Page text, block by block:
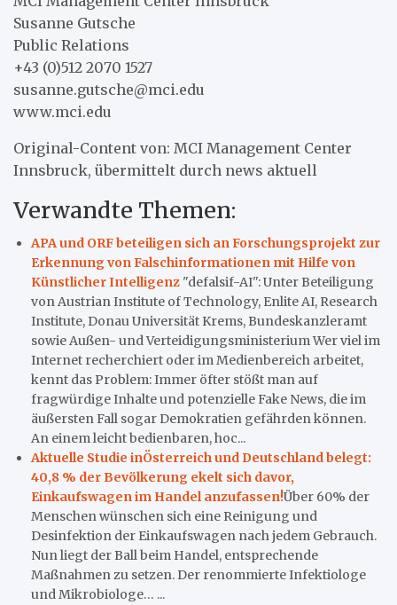
Susanne Gutsche
Public Relations
+43 (0)512 2070 1527
susanne.gutsche@mci.edu
www.mci.edu
Original-Content von: MCI Management Center
Innsbruck, übermittelt durch news aktuell
Verwandte Themen:
APA und ORF beteiligen sich an Forschungsprojekt zur
Erkennung von Falschinformationen mit Hilfe von
Künstlicher Intelligenz "defalsif-AI": Unter Beteiligung
von Austrian Institute of Technology, Enlite AI, Research
Institute, Donau Universität Krems, Bundeskanzleramt
sowie Außen- und Verteidigungsministerium Wer viel im
Internet recherchiert oder im Medienbereich arbeitet,
kennt das Problem: Immer öfter stößt man auf
fragwürdige Inhalte und potenzielle Fake News, die im
äußersten Fall sogar Demokratien gefährden können.
An einem leicht bedienbaren, hoc...
Aktuelle Studie inÖsterreich und Deutschland belegt:
40,8 % der Bevölkerung ekelt sich davor,
Einkaufswagen im Handel anzufassen!Über 60% der
Menschen wünschen sich eine Reinigung und
Desinfektion der Einkaufswagen nach jedem Gebrauch.
Nun liegt der Ball beim Handel, entsprechende
Maßnahmen zu setzen. Der renommierte Infektiologe
und Mikrobiologe… ...